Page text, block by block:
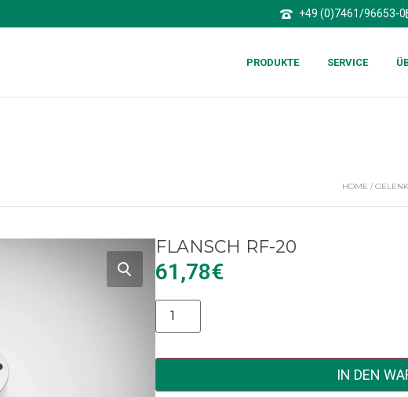
+49 (0)7461/96653-0
PRODUKTE SERVICE
HOME /
FLANSCH RF-20
61,78€
Alternative:
IN DEN